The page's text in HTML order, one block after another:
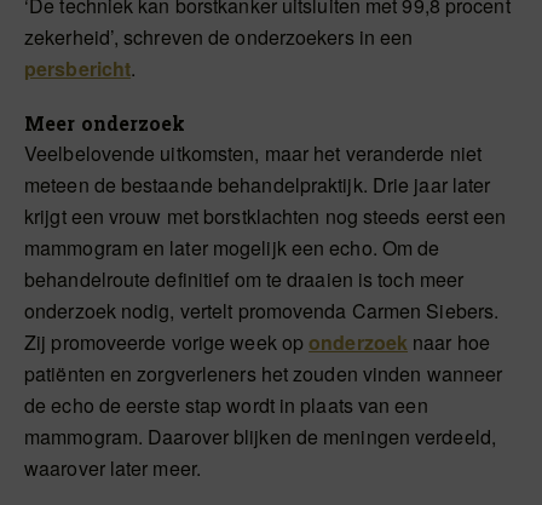
zekerheid’, schreven de onderzoekers in een
persbericht.
Meer onderzoek
Veelbelovende uitkomsten, maar het veranderde niet
meteen de bestaande behandelpraktijk. Drie jaar later
krijgt een vrouw met borstklachten nog steeds eerst een
mammogram en later mogelijk een echo. Om de
behandelroute definitief om te draaien is toch meer
onderzoek nodig, vertelt promovenda Carmen Siebers.
Zij promoveerde vorige week oponderzoek naar hoe
patiënten en zorgverleners het zouden vinden wanneer
de echo de eerste stap wordt in plaats van een
mammogram. Daarover blijken de meningen verdeeld,
waarover later meer.